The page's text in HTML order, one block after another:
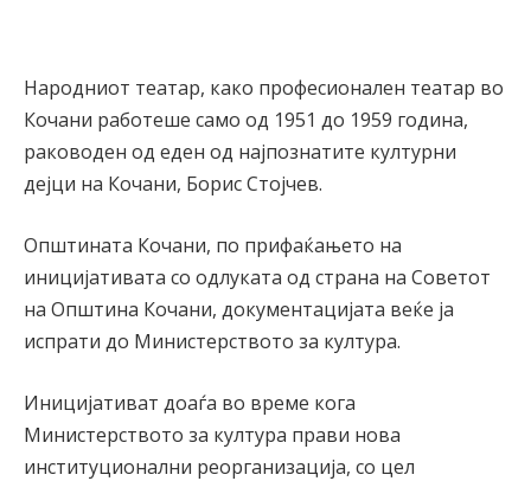
Народниот театар, како професионален театар во
Кочани работеше само од 1951 до 1959 година,
раководен од еден од најпознатите културни
дејци на Кочани, Борис Стојчев.
Општината Кочани, по прифаќањето на
иницијативата со одлуката од страна на Советот
на Општина Кочани, документацијата веќе ја
испрати до Министерството за култура.
Иницијативат доаѓа во време кога
Министерството за култура прави нова
институционални реорганизација, со цел